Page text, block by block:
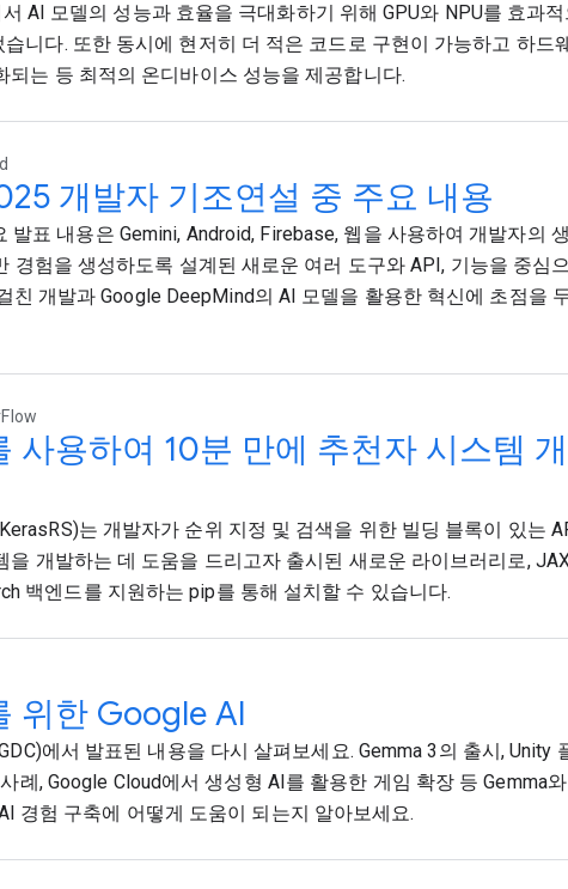
AI 모델의 성능과 효율을 극대화하기 위해 GPU와 NPU를 효과적
니다. 또한 동시에 현저히 더 적은 코드로 구현이 가능하고 하드
되는 등 최적의 온디바이스 성능을 제공합니다.
개발자 기조연설 중 주요 내용
발표 내용은 Gemini, Android, Firebase, 웹을 사용하여 개발자의
경험을 생성하도록 설계된 새로운 여러 도구와 API, 기능을 중심
친 개발과 Google DeepMind의 AI 모델을 활용한 혁신에 초점을
사용하여 10분 만에 추천자 시스템
는 개발자가 순위 지정 및 검색을 위한 빌딩 블록이 있는
을 개발하는 데 도움을 드리고자 출시된 새로운 라이브러리로,
백엔드를 지원하는 pip를 통해 설치할 수 있습니다.
위한 Google AI
에서 발표된 내용을 다시 살펴보세요. Gemma 3의 출시, Unity
례, Google Cloud에서 생성형 AI를 활용한 게임 확장 등 Gemma와
경험 구축에 어떻게 도움이 되는지 알아보세요.